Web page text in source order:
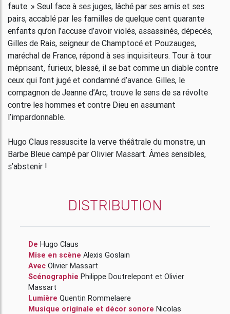
faute. » Seul face à ses juges, lâché par ses amis et ses
pairs, accablé par les familles de quelque cent quarante
enfants qu’on l’accuse d’avoir violés, assassinés, dépecés,
Gilles de Rais, seigneur de Champtocé et Pouzauges,
maréchal de France, répond à ses inquisiteurs. Tour à tour
méprisant, furieux, blessé, il se bat comme un diable contre
ceux qui l’ont jugé et condamné d’avance. Gilles, le
compagnon de Jeanne d’Arc, trouve le sens de sa révolte
contre les hommes et contre Dieu en assumant
l’impardonnable.
Hugo Claus ressuscite la verve théâtrale du monstre, un
Barbe Bleue campé par Olivier Massart. Âmes sensibles,
s’abstenir !
DISTRIBUTION
De Hugo Claus
Mise en scène Alexis Goslain
Avec Olivier Massart
Scénographie Philippe Doutrelepont et Olivier
Massart
Lumière Quentin Rommelaere
Musique originale et décor sonore Nicolas